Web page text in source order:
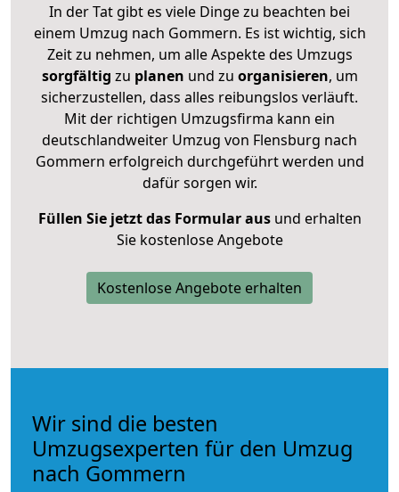
In der Tat gibt es viele Dinge zu beachten bei
einem Umzug nach Gommern. Es ist wichtig, sich
Zeit zu nehmen, um alle Aspekte des Umzugs
sorgfältig zu planen und zu organisieren, um
sicherzustellen, dass alles reibungslos verläuft.
Mit der richtigen Umzugsfirma kann ein
deutschlandweiter Umzug von Flensburg nach
Gommern erfolgreich durchgeführt werden und
dafür sorgen wir.
Füllen Sie jetzt das Formular ausund erhalten
Sie kostenlose Angebote
Kostenlose Angebote erhalten
Wir sind die besten
Umzugsexperten für den Umzug
nach Gommern